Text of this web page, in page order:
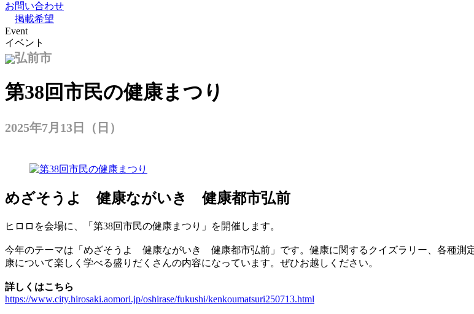
お問い合わせ
掲載希望
Event
イベント
弘前市
第38回市民の健康まつり
2025年7月13日（日）
めざそうよ 健康ながいき 健康都市弘前
ヒロロを会場に、「第38回市民の健康まつり」を開催します。
今年のテーマは「めざそうよ 健康ながいき 健康都市弘前」です。健康に関するクイズラリー、各種測
康について楽しく学べる盛りだくさんの内容になっています。ぜひお越しください。
詳しくはこちら
https://www.city.hirosaki.aomori.jp/oshirase/fukushi/kenkoumatsuri250713.html